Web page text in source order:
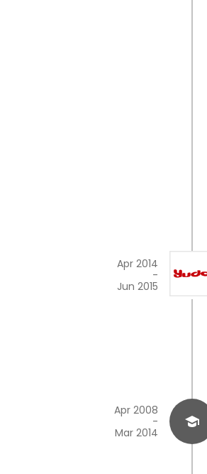
Apr 2014
-
Jun 2015
Apr 2008
-
Mar 2014